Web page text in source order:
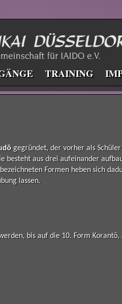
TRAINING
gegründet, der vorher als
besteht aus drei aufeinander
bezeichneten Formen heben sich
lassen.
bis auf die 10. Form Korantō,